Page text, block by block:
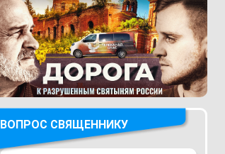
ВОПРОС СВЯЩЕННИКУ